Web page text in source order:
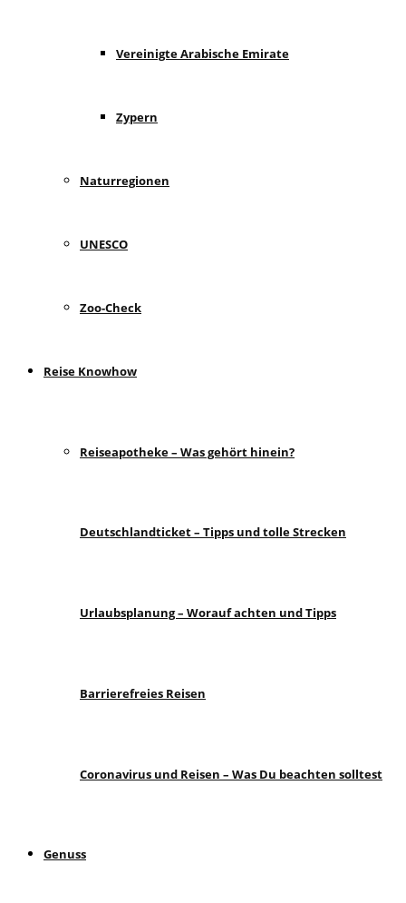
Vereinigte Arabische Emirate
Zypern
Naturregionen
UNESCO
Zoo-Check
Reise Knowhow
Reiseapotheke – Was gehört hinein?
Deutschlandticket – Tipps und tolle Strecken
Urlaubsplanung – Worauf achten und Tipps
Barrierefreies Reisen
Coronavirus und Reisen – Was Du beachten solltest
Genuss